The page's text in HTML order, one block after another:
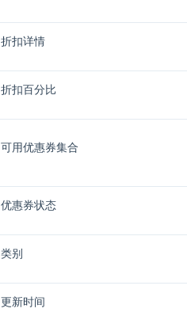
折扣详情
折扣百分比
可用优惠券集合
优惠券状态
类别
更新时间